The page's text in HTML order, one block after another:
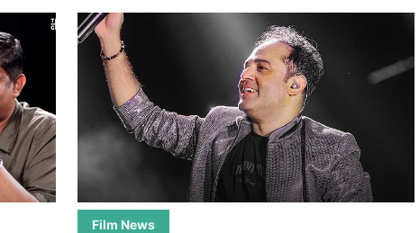
Film News